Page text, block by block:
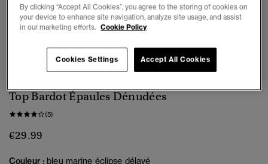
1 2 3 4 5
Top Bardot Épaules Dénudées
(5)
€29.99
Couleur : bleu marine éclipse délavé
By clicking “Accept All Cookies”, you agree to the storing of cookies on
your device to enhance site navigation, analyze site usage, and assist
in our marketing efforts. Cookie Policy
Cookies Settings Accept All Cookies